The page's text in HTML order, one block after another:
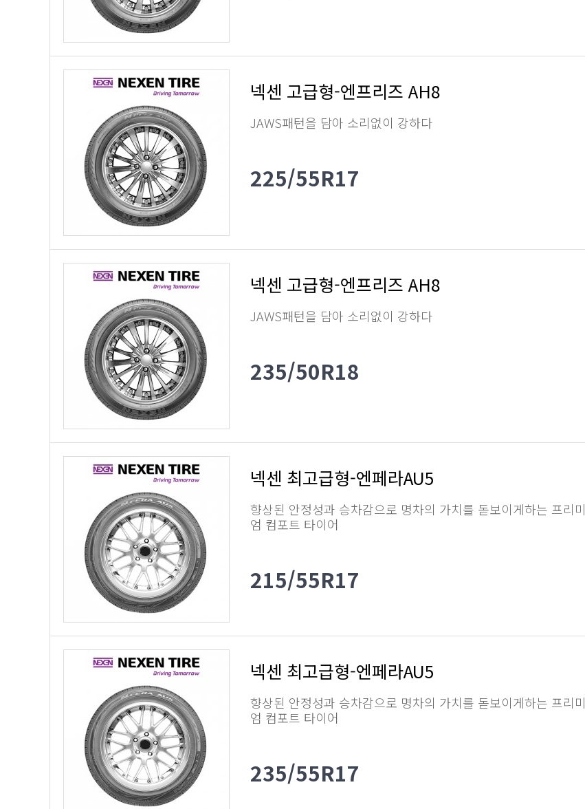
넥센 고급형-엔프리즈 AH8
JAWS패턴을 담아 소리없이 강하다
225/55R17
넥센 고급형-엔프리즈 AH8
JAWS패턴을 담아 소리없이 강하다
235/50R18
넥센 최고급형-엔페라AU5
향상된 안정성과 승차감으로 명차의 가치를 돋보이게하는 프리미
엄 컴포트 타이어
215/55R17
넥센 최고급형-엔페라AU5
향상된 안정성과 승차감으로 명차의 가치를 돋보이게하는 프리미
엄 컴포트 타이어
235/55R17